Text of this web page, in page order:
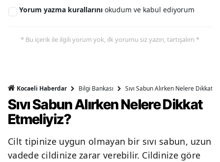
Yorum yazma kurallarını okudum ve kabul ediyorum
* Bu içerik ile ilgili yorum yok, ilk yorumu siz yazın, tartışalım *
Kocaeli Haberdar Bilgi Bankası Sıvı Sabun Alırken Nelere Dikkat
Sıvı Sabun Alırken Nelere Dikkat
Etmeliyiz?
Cilt tipinize uygun olmayan bir sıvı sabun, uzun
vadede cildinize zarar verebilir. Cildinize göre